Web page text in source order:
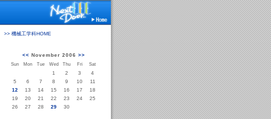
>> 機械工学科HOME
<< November 2006 >>
Sun Mon Tue Wed Thu Fri Sat
1 2 3
4
5
6 7 8 9 10
11
12
13 14 15 16 17
18
19
20 21 22 23 24
25
26
27 28 29 30